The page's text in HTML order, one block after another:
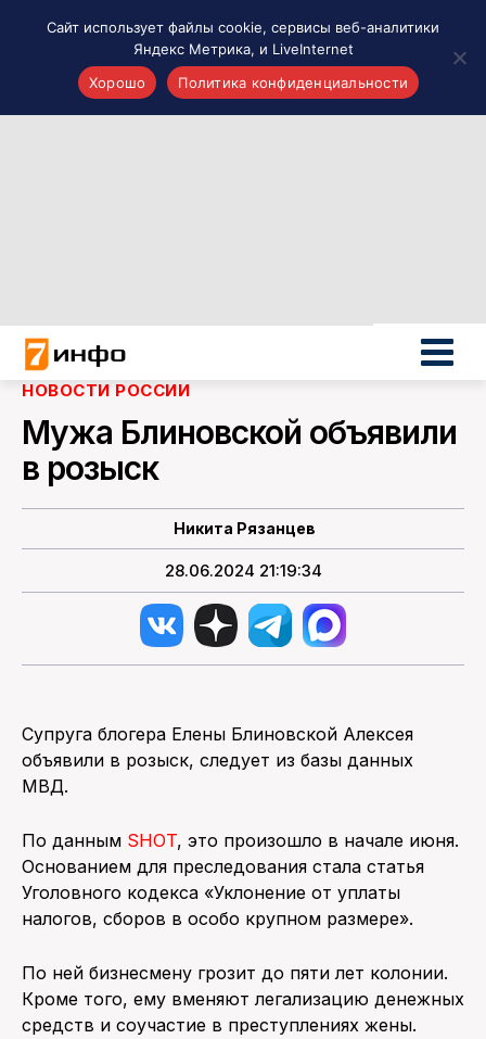
Новости России
Политика
Новости мира
Все материалы 7инфо
О НАС
ПОИСК ПО САЙТУ
НОВОСТИ РОССИИ
Мужа Блиновской объявили
в розыск
Никита Рязанцев
28.06.2024 21:19:34
Супруга блогера Елены Блиновской Алексея
объявили в розыск, следует из базы данных
МВД.
По данным SHOT, это произошло в начале июня.
Основанием для преследования стала статья
Уголовного кодекса «Уклонение от уплаты
налогов, сборов в особо крупном размере».
По ней бизнесмену грозит до пяти лет колонии.
Кроме того, ему вменяют легализацию денежных
средств и соучастие в преступлениях жены.
Сайт использует файлы cookie, сервисы веб-аналитики
Яндекс Метрика, и LiveInternet
Хорошо
Политика конфиденциальности